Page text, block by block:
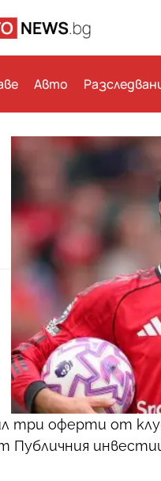
Авто
три оферти от
Публичния